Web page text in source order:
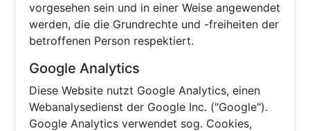
vorgesehen sein und in einer Weise angewendet
werden, die die Grundrechte und -freiheiten der
betroffenen Person respektiert.
Google Analytics
Diese Website nutzt Google Analytics, einen
Webanalysedienst der Google Inc. ("Google").
Google Analytics verwendet sog. Cookies,